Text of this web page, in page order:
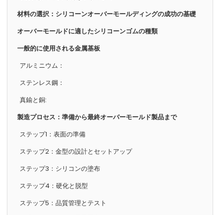
材料の選択：シリコーンオーバーモールディングの成功の基礎
オーバーモールドに適したシリコーンゴムの種類
一般的に使用される金属基板
アルミニウム：
ステンレス鋼：
真鍮と銅:
製造プロセス：準備から最終オーバーモールド製品まで
ステップ1：表面の準備
ステップ2：金型の設計とセットアップ
ステップ3：シリコンの塗布
ステップ4：硬化と脱型
ステップ5：品質管理とテスト